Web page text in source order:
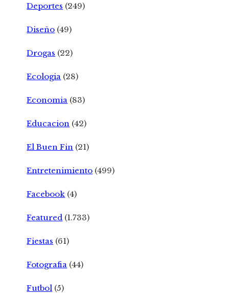
Deportes (249)
Diseño (49)
Drogas (22)
Ecologia (28)
Economia (83)
Educacion (42)
El Buen Fin (21)
Entretenimiento (499)
Facebook (4)
Featured (1.733)
Fiestas (61)
Fotografia (44)
Futbol (5)